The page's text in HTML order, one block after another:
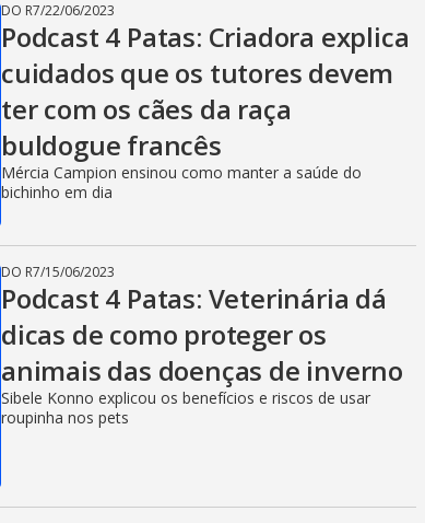
DO R7/22/06/2023
Podcast 4 Patas: Criadora explica
cuidados que os tutores devem
ter com os cães da raça
buldogue francês
Mércia Campion ensinou como manter a saúde do
bichinho em dia
DO R7/15/06/2023
Podcast 4 Patas: Veterinária dá
dicas de como proteger os
animais das doenças de inverno
Sibele Konno explicou os benefícios e riscos de usar
roupinha nos pets